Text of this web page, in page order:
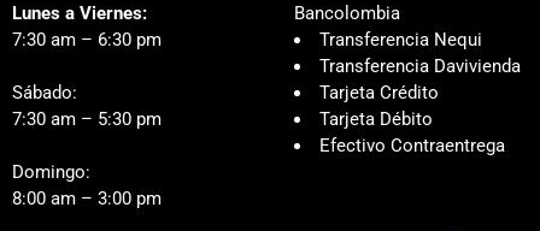
Lunes a Viernes:
7:30 am – 6:30 pm
Sábado:
7:30 am – 5:30 pm
Domingo:
8:00 am – 3:00 pm
Bancolombia
Transferencia Nequi
Transferencia Davivienda
Tarjeta Crédito
Tarjeta Débito
Efectivo Contraentrega